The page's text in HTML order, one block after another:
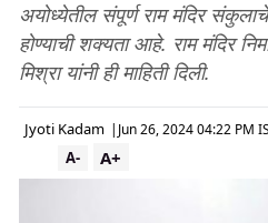
अयोध्येतील संपूर्ण राम मंदिर
होण्याची शक्यता आहे. राम मंदिर
मिश्रा यांनी ही माहिती दिली.
Jyoti Kadam | Jun 26, 2024 04:22 PM
A+
A-